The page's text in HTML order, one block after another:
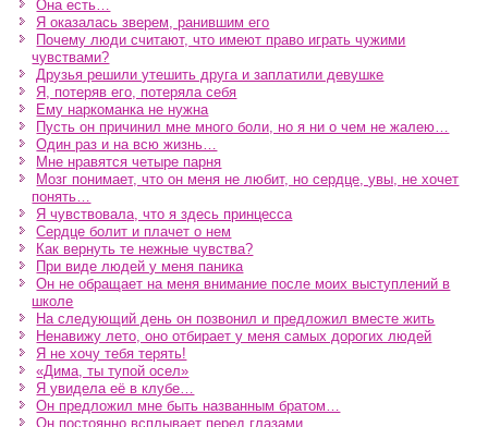
Она есть…
Я оказалась зверем, ранившим его
Почему люди считают, что имеют право играть чужими
чувствами?
Друзья решили утешить друга и заплатили девушке
Я, потеряв его, потеряла себя
Ему наркоманка не нужна
Пусть он причинил мне много боли, но я ни о чем не жалею…
Один раз и на всю жизнь…
Мне нравятся четыре парня
Мозг понимает, что он меня не любит, но сердце, увы, не хочет
понять…
Я чувствовала, что я здесь принцесса
Сердце болит и плачет о нем
Как вернуть те нежные чувства?
При виде людей у меня паника
Он не обращает на меня внимание после моих выступлений в
школе
На следующий день он позвонил и предложил вместе жить
Ненавижу лето, оно отбирает у меня самых дорогих людей
Я не хочу тебя терять!
«Дима, ты тупой осел»
Я увидела её в клубе…
Он предложил мне быть названным братом…
Он постоянно всплывает перед глазами